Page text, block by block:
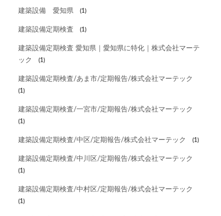
建築設備 愛知県 (1)
建築設備定期検査 (1)
建築設備定期検査 愛知県｜愛知県に特化｜株式会社マーテ
ック
(1)
建築設備定期検査/あま市/定期報告/株式会社マーテック
(1)
建築設備定期検査/一宮市/定期報告/株式会社マーテック
(1)
建築設備定期検査/中区/定期報告/株式会社マーテック (1)
建築設備定期検査/中川区/定期報告/株式会社マーテック
(1)
建築設備定期検査/中村区/定期報告/株式会社マーテック
(1)